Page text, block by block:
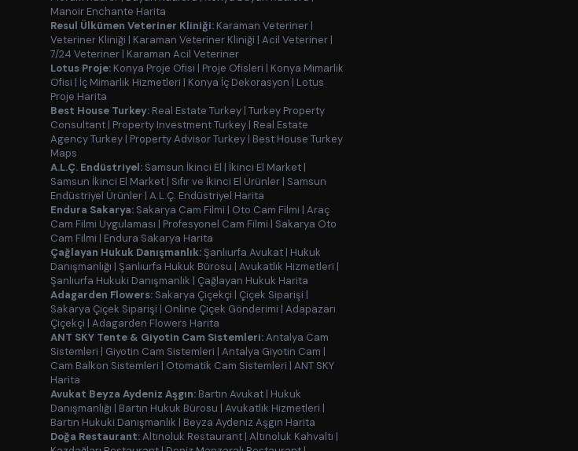
Manoir Enchante Harita
Resul Ülkümen Veteriner Kliniği: Karaman Veteriner |
Veteriner Kliniği | Karaman Veteriner Kliniği | Acil Veteriner |
7/24 Veteriner | Karaman Acil Veteriner
Lotus Proje: Konya Proje Ofisi | Proje Ofisleri | Konya Mimarlık
Ofisi | İç Mimarlık Hizmetleri | Konya İç Dekorasyon | Lotus
Proje Harita
Best House Turkey: Real Estate Turkey | Turkey Property
Consultant | Property Investment Turkey | Real Estate
Agency Turkey | Property Advisor Turkey | Best House Turkey
Maps
A.L.Ç. Endüstriyel: Samsun İkinci El | İkinci El Market |
Samsun İkinci El Market | Sıfır ve İkinci El Ürünler | Samsun
Endüstriyel Ürünler | A.L.Ç. Endüstriyel Harita
Endura Sakarya: Sakarya Cam Filmi | Oto Cam Filmi | Araç
Cam Filmi Uygulaması | Profesyonel Cam Filmi | Sakarya Oto
Cam Filmi | Endura Sakarya Harita
Çağlayan Hukuk Danışmanlık:Şanlıurfa Avukat | Hukuk
Danışmanlığı | Şanlıurfa Hukuk Bürosu | Avukatlık Hizmetleri |
Şanlıurfa Hukuki Danışmanlık | Çağlayan Hukuk Harita
Adagarden Flowers: Sakarya Çiçekçi | Çiçek Siparişi |
Sakarya Çiçek Siparişi | Online Çiçek Gönderimi | Adapazarı
Çiçekçi | Adagarden Flowers Harita
ANT SKY Tente & Giyotin Cam Sistemleri:Antalya Cam
Sistemleri | Giyotin Cam Sistemleri | Antalya Giyotin Cam |
Cam Balkon Sistemleri | Otomatik Cam Sistemleri | ANT SKY
Harita
Avukat Beyza Aydeniz Aşgın: Bartın Avukat | Hukuk
Danışmanlığı | Bartın Hukuk Bürosu | Avukatlık Hizmetleri |
Bartın Hukuki Danışmanlık | Beyza Aydeniz Aşgın Harita
Doğa Restaurant:Altınoluk Restaurant | Altınoluk Kahvaltı |